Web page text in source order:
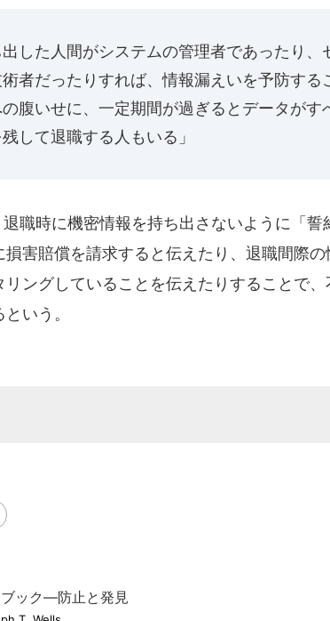
出した人間がシステムの管理者であったり
者だったりすれば、情報漏えいを予防する
腹いせに、一定期間が過ぎるとデータがす
して退職する人もいる」
職時に機密情報を持ち出さないように「誓
損害賠償を請求すると伝えたり、退職間際
リングしていることを伝えたりすることで
いう。
ック―防止と発見